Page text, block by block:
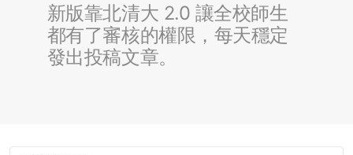
新版靠北清大 2.0 讓全校師生
都有了審核的權限，每天穩定
發出投稿文章。